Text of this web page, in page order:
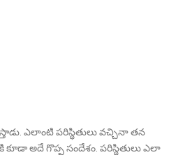
ఎలాంటి పరిస్థితులు వచ్చినా తన
అదే గొప్ప సందేశం. పరిస్థితులు ఎలా